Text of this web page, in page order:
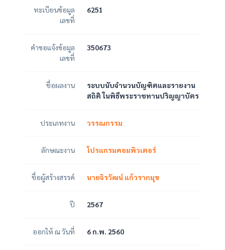
ทะเบียนข้อมูล
เลขที่
6251
คำขอแจ้งข้อมูล
เลขที่
350673
ชื่อผลงาน
ระบบนับจำนวนบัญฑิตและรายงาน
สถิติ ในพิธีพระราชทานปริญญาบัตร
ประเภทงาน วรรณกรรม
ลักษณะงาน โปรแกรมคอมพิวเตอร์
ชื่อผู้สร้างสรรค์ นายจิรวัฒน์ แก้วรากมุข
ปี 2567
ออกให้ ณ วันที่ 6 ก.พ. 2560